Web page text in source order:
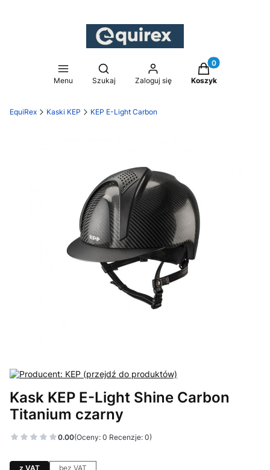
Menu
Otwórz wyszukiwarkę
Szukaj Zaloguj się
Produkty w
Koszyk
EquiRex Kaski KEP KEP E-Light Carbon
Kask KEP E-Light Shine Carbon
Titanium czarny
0.00(Oceny: 0 Recenzje: 0)
z VAT bez VAT